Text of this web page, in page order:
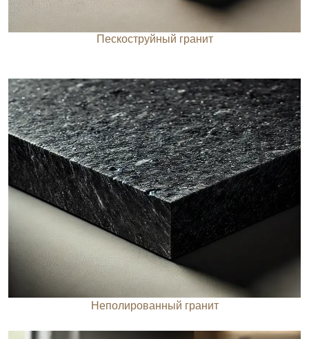
Пескоструйный гранит
Неполированный гранит